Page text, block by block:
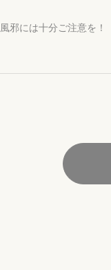
風邪には十分ご注意を！